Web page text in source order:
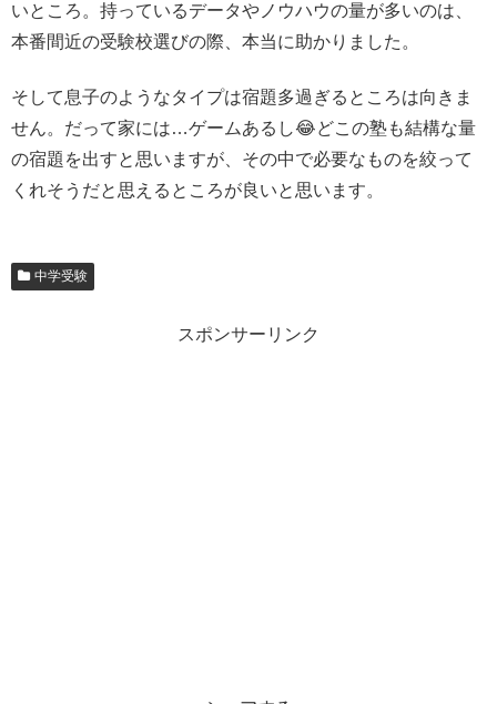
いところ。持っているデータやノウハウの量が多いのは、
本番間近の受験校選びの際、本当に助かりました。
そして息子のようなタイプは宿題多過ぎるところは向きま
せん。だって家には…ゲームあるし😂どこの塾も結構な量
の宿題を出すと思いますが、その中で必要なものを絞って
くれそうだと思えるところが良いと思います。
中学受験
スポンサーリンク